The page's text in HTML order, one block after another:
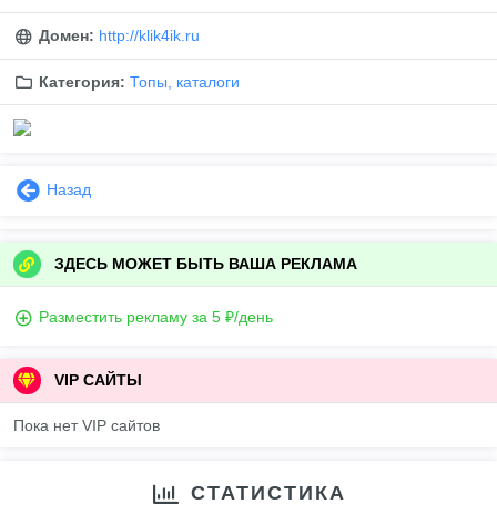
Домен: http://klik4ik.ru
Категория: Топы, каталоги
Назад
ЗДЕСЬ МОЖЕТ БЫТЬ ВАША РЕКЛАМА
Разместить рекламу за 5 ₽/день
VIP САЙТЫ
Пока нет VIP сайтов
СТАТИСТИКА